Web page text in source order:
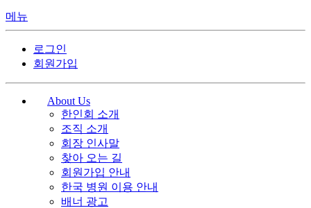
메뉴
로그인
회원가입
About Us
한인회 소개
조직 소개
회장 인사말
찾아 오는 길
회원가입 안내
한국 병원 이용 안내
배너 광고